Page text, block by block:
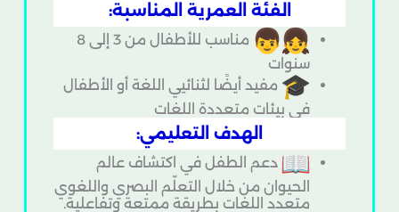
الفئة العمرية المناسبة:
مناسب للأطفال من 3 إلى 8
سنوات
مفيد أيضًا لثنائيي اللغة أو الأطفال
في بيئات متعددة اللغات
الهدف التعليمي:
دعم الطفل في اكتشاف عالم
الحيوان من خلال التعلّم البصري واللغوي
متعدد اللغات بطريقة ممتعة وتفاعلية.